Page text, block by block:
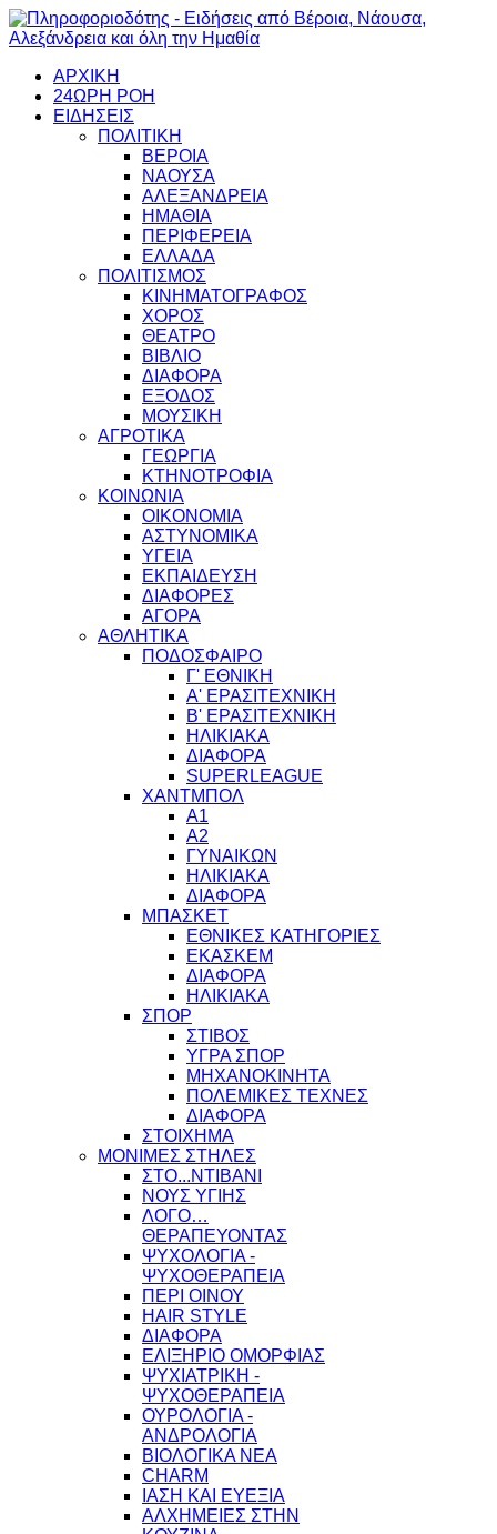
ΑΡΧΙΚΗ
24ΩΡΗ ΡΟΗ
ΕΙΔΗΣΕΙΣ
ΠΟΛΙΤΙΚΗ
ΒΕΡΟΙΑ
ΝΑΟΥΣΑ
ΑΛΕΞΑΝΔΡΕΙΑ
ΗΜΑΘΙΑ
ΠΕΡΙΦΕΡΕΙΑ
ΕΛΛΑΔΑ
ΠΟΛΙΤΙΣΜΟΣ
ΚΙΝΗΜΑΤΟΓΡΑΦΟΣ
ΧΟΡΟΣ
ΘΕΑΤΡΟ
ΒΙΒΛΙΟ
ΔΙΑΦΟΡΑ
ΕΞΟΔΟΣ
ΜΟΥΣΙΚΗ
ΑΓΡΟΤΙΚΑ
ΓΕΩΡΓΙΑ
ΚΤΗΝΟΤΡΟΦΙΑ
ΚΟΙΝΩΝΙΑ
ΟΙΚΟΝΟΜΙΑ
ΑΣΤΥΝΟΜΙΚΑ
ΥΓΕΙΑ
ΕΚΠΑΙΔΕΥΣΗ
ΔΙΑΦΟΡΕΣ
ΑΓΟΡΑ
ΑΘΛΗΤΙΚΑ
ΠΟΔΟΣΦΑΙΡΟ
Γ' ΕΘΝΙΚΗ
Α' ΕΡΑΣΙΤΕΧΝΙΚΗ
Β' ΕΡΑΣΙΤΕΧΝΙΚΗ
ΗΛΙΚΙΑΚΑ
ΔΙΑΦΟΡΑ
SUPERLEAGUE
ΧΑΝΤΜΠΟΛ
Α1
Α2
ΓΥΝΑΙΚΩΝ
ΗΛΙΚΙΑΚΑ
ΔΙΑΦΟΡΑ
ΜΠΑΣΚΕΤ
ΕΘΝΙΚΕΣ ΚΑΤΗΓΟΡΙΕΣ
ΕΚΑΣΚΕΜ
ΔΙΑΦΟΡΑ
ΗΛΙΚΙΑΚΑ
ΣΠΟΡ
ΣΤΙΒΟΣ
ΥΓΡΑ ΣΠΟΡ
ΜΗΧΑΝΟΚΙΝΗΤΑ
ΠΟΛΕΜΙΚΕΣ ΤΕΧΝΕΣ
ΔΙΑΦΟΡΑ
ΣΤΟΙΧΗΜΑ
ΜΟΝΙΜΕΣ ΣΤΗΛΕΣ
ΣΤΟ...ΝΤΙΒΑΝΙ
ΝΟΥΣ ΥΓΙΗΣ
ΛΟΓΟ…
ΘΕΡΑΠΕΥΟΝΤΑΣ
ΨΥΧΟΛΟΓΙΑ -
ΨΥΧΟΘΕΡΑΠΕΙΑ
ΠΕΡΙ ΟΙΝΟΥ
HAIR STYLE
ΔΙΑΦΟΡΑ
ΕΛΙΞΗΡΙΟ ΟΜΟΡΦΙΑΣ
ΨΥΧΙΑΤΡΙΚΗ -
ΨΥΧΟΘΕΡΑΠΕΙΑ
ΟΥΡΟΛΟΓΙΑ -
ΑΝΔΡΟΛΟΓΙΑ
ΒΙΟΛΟΓΙΚΑ ΝΕΑ
CHARM
ΙΑΣΗ ΚΑΙ ΕΥΕΞΙΑ
ΑΛΧΗΜΕΙΕΣ ΣΤΗΝ